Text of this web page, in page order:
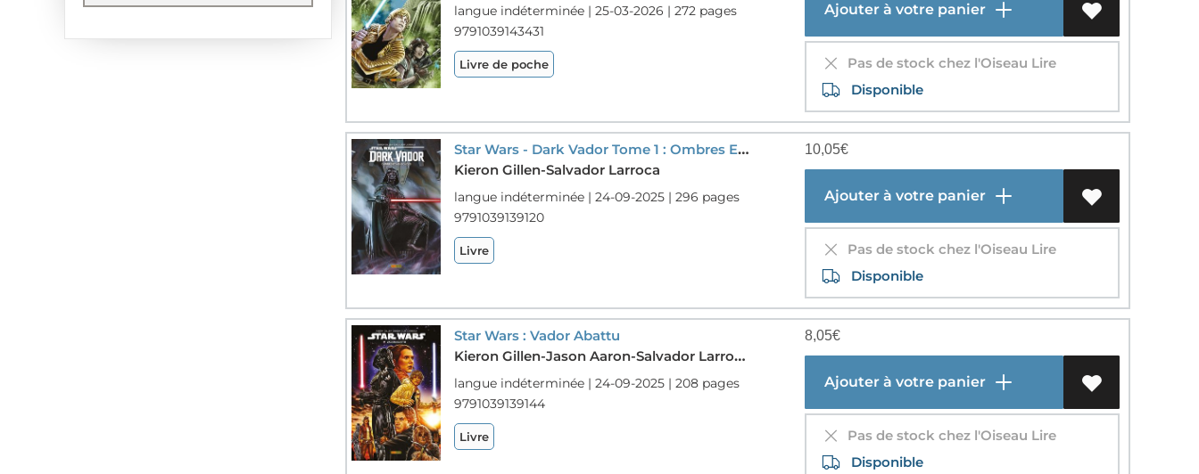
langue indéterminée | 25-03-2026 | 272 pages
9791039143431
Livre de poche
Ajouter à votre panier
Pas de stock chez l'Oiseau Lire
Disponible
Star Wars - Dark Vador Tome 1 : Ombres Et Mensonges
Kieron Gillen-Salvador Larroca
langue indéterminée | 24-09-2025 | 296 pages
9791039139120
Livre
10,05€
Ajouter à votre panier
Pas de stock chez l'Oiseau Lire
Disponible
Star Wars : Vador Abattu
Kieron Gillen-Jason Aaron-Salvador Larroca-Mike Deodato Jr.
langue indéterminée | 24-09-2025 | 208 pages
9791039139144
Livre
8,05€
Ajouter à votre panier
Pas de stock chez l'Oiseau Lire
Disponible